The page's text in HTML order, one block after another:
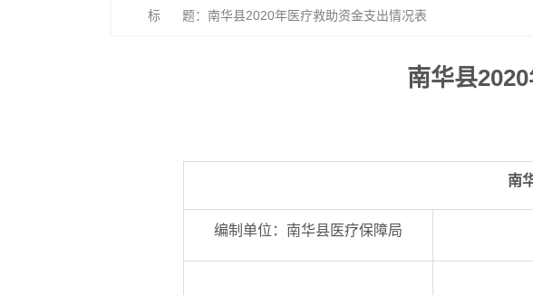
标 题：南华县2020年医疗救助资金支出情况表
南华县
南
编制单位：南华县医疗保障局